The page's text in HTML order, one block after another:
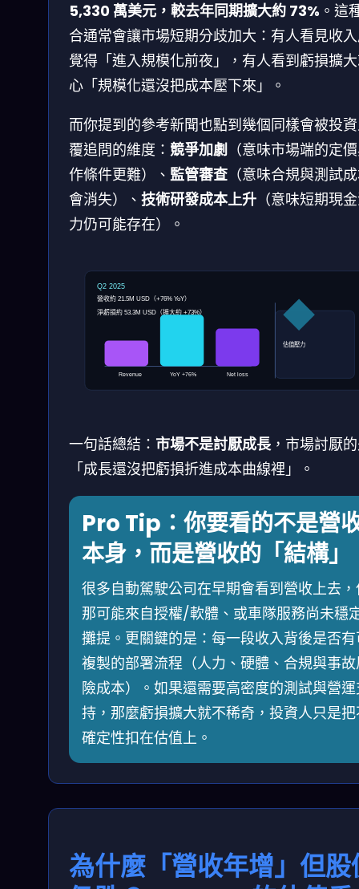
5,330 萬美元，較去年同期擴大約 73% 。這
合通常會讓市場短期分歧加大：有人看見收
覺得「進入規模化前夜」，有人看到虧損擴
心「規模化還沒把成本壓下來」。
而你提到的參考新聞也點到幾個同樣會被投
覆追問的維度： 競爭加劇 （意味市場端的定
作條件更難）、 監管審查 （意味合規與測試
會消失）、 技術研發成本上升 （意味短期現
力仍可能存在）。
Q2 2025
營收約 21.5M USD（+76% YoY）
淨虧損約 53.3M USD（擴大約 +73%）
Revenue YoY +76% Net loss
估值壓力
一句話總結： 市場不是討厭成長，市場討厭
「成長還沒把虧損折進成本曲線裡」。
Pro Tip：你要看的不是營
本身，而是營收的「結構」
很多自動駕駛公司在早期會看到營收上去
那可能來自授權/軟體、或車隊服務尚未穩
攤提。更關鍵的是：每一段收入背後是否
複製的部署流程（人力、硬體、合規與事
險成本）。如果還需要高密度的測試與營
持，那麼虧損擴大就不稀奇，投資人只是
確定性扣在估值上。
為什麼「營收年增」但股